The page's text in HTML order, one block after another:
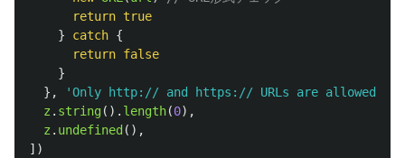
return true
}
catch {
return false
}
},
'Only http:// and https:// URLs are allowed
z . string(). length(0),
z . undefined (),
])